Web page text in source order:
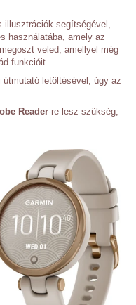
illusztrációk segítségével,
használatába, amely az
veled, amellyel még
funkcióit.
útmutató letöltésével, úgy az
Reader-re lesz szükség,